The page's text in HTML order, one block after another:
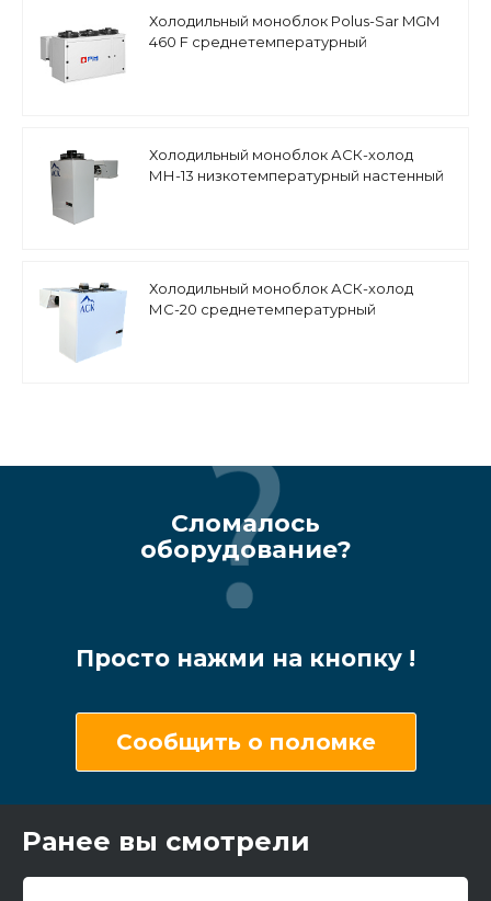
Холодильный моноблок Polus-Sar MGM
460 F среднетемпературный
Холодильный моноблок АСК-холод
МН-13 низкотемпературный настенный
Холодильный моноблок АСК-холод
МС-20 среднетемпературный
Сломалось
оборудование?
Просто нажми на кнопку !
Сообщить о поломке
Ранее вы смотрели